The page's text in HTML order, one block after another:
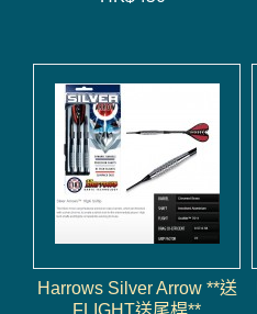
Harrows Silver Arrow **送